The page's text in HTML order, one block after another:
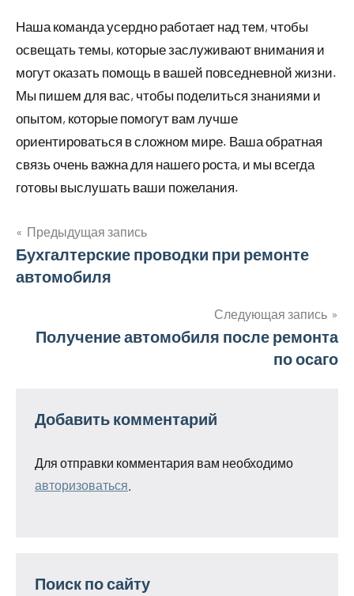
Наша команда усердно работает над тем, чтобы
освещать темы, которые заслуживают внимания и
могут оказать помощь в вашей повседневной жизни.
Мы пишем для вас, чтобы поделиться знаниями и
опытом, которые помогут вам лучше
ориентироваться в сложном мире. Ваша обратная
связь очень важна для нашего роста, и мы всегда
готовы выслушать ваши пожелания.
Навигация
по
Предыдущая запись
Бухгалтерские проводки при ремонте
автомобиля
Следующая запись
Получение автомобиля после ремонта
по осаго
Добавить комментарий
Для отправки комментария вам необходимо
авторизоваться
Поиск по сайту